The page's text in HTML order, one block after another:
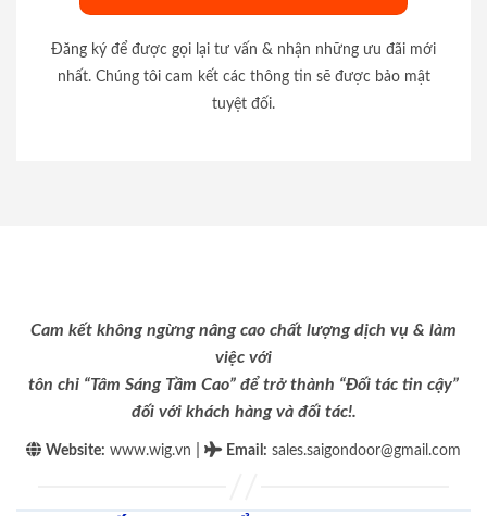
Đăng ký để được gọi lại tư vấn & nhận những ưu đãi mới
nhất. Chúng tôi cam kết các thông tin sẽ được bảo mật
tuyệt đối.
Cam kết không ngừng nâng cao chất lượng dịch vụ & làm
việc với
tôn chỉ “Tâm Sáng Tầm Cao” để trở thành “Đối tác tin cậy”
đối với khách hàng và đối tác!.
Website: www.wig.vn Email : sales.saigondoor@gmail.com